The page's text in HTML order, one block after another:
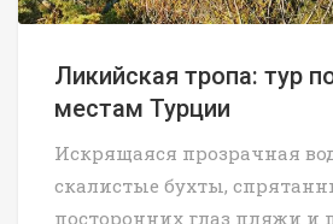
Ликийская тропа: тур
местам Турции
Искрящаяся прозрачная
скалистые бухты,
посторонних глаз пляжи и